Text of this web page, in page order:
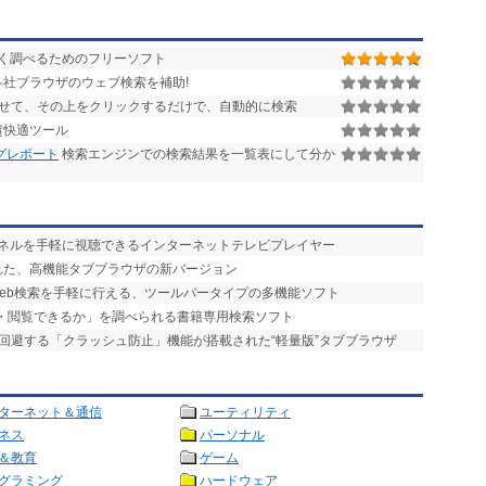
調べるためのフリーソフト
ブラウザのウェブ検索を補助!
て、その上をクリックするだけで、自動的に検索
適ツール
レポート 検索エンジンでの検索結果を一覧表にして分か
ルを手軽に視聴できるインターネットテレビプレイヤー
、高機能タブブラウザの新バージョン
検索を手軽に行える、ツールバータイプの多機能ソフト
覧できるか」を調べられる書籍専用検索ソフト
避する「クラッシュ防止」機能が搭載された“軽量版”タブブラウザ
ーネット＆通信
ユーティリティ
ス
パーソナル
教育
ゲーム
ラミング
ハードウェア